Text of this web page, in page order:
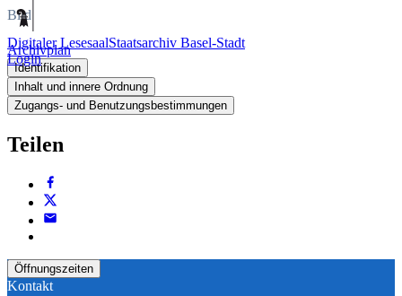
Digitaler LesesaalStaatsarchiv Basel-Stadt
Login
Bild
Archivplan
Identifikation
Inhalt und innere Ordnung
Zugangs- und Benutzungsbestimmungen
Teilen
Öffnungszeiten
Kontakt